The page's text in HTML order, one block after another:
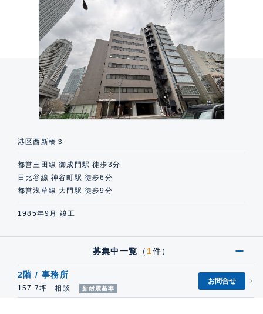
港区西新橋３
都営三田線 御成門駅 徒歩3分
日比谷線 神谷町駅 徒歩6分
都営浅草線 大門駅 徒歩9分
1985年9月 竣工
募集中一覧 （1件）
2階 / 事務所
157.7坪 相談 新耐震基準
お問合せ